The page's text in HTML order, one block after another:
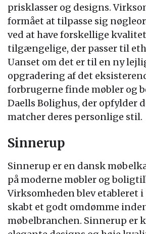
prisklasser og designs.
formået at tilpasse sig
ved at have forskellige
tilgængelige, der passer til
Uanset om det er til en ny
opgradering af det
forbrugerne finde møbler og
Daells Bolighus, der opfylder
matcher deres personlige stil.
Sinnerup
Sinnerup er en dansk
på moderne møbler og
Virksomheden blev etableret i
skabt et godt omdømme
møbelbranchen. Sinnerup er